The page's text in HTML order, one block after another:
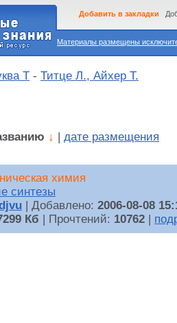
Материалы размещены
Добавить в закладки
Т - Титце Л., Айхер Т.
↓ дате размещения
химия
синтезы
| Добавлено: 2006-08-08
Кб | Прочтений: 10762